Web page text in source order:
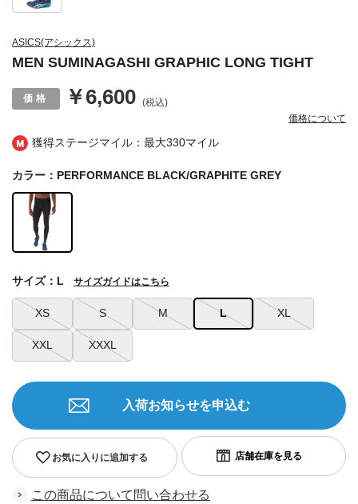
獲得ステージマイル：最大330マイル
ASICS(アシックス)
MEN SUMINAGASHI GRAPHIC LONG TIGHT
￥6,600 (税込)
価格について
カラー：PERFORMANCE BLACK/GRAPHITE GREY
XS S M L XL
XXL XXXL
サイズ：L サイズガイドはこちら
お気に入りに追加する
入荷お知らせを申込む
この商品について問い合わせる